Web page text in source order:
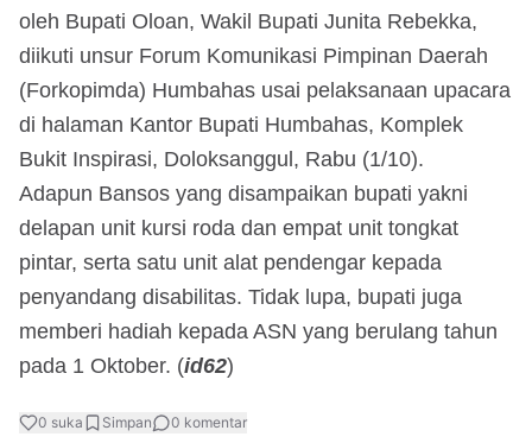
oleh Bupati Oloan, Wakil Bupati Junita Rebekka,
diikuti unsur Forum Komunikasi Pimpinan Daerah
(Forkopimda) Humbahas usai pelaksanaan upacara
di halaman Kantor Bupati Humbahas, Komplek
Bukit Inspirasi, Doloksanggul, Rabu (1/10).
Adapun Bansos yang disampaikan bupati yakni
delapan unit kursi roda dan empat unit tongkat
pintar, serta satu unit alat pendengar kepada
penyandang disabilitas. Tidak lupa, bupati juga
memberi hadiah kepada ASN yang berulang tahun
pada 1 Oktober. (id62)
0 suka Simpan 0 komentar